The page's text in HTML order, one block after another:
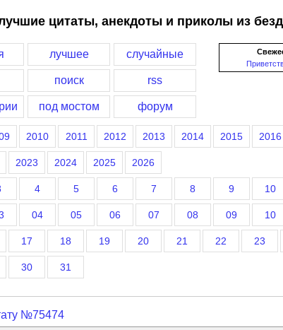
цитаты, анекдоты и приколы из
лучшее случайные
поиск rss
под мостом форум
2010 2011 2012 2013 2014 2015 2016
2023 2024 2025 2026
4 5 6 7 8 9 10
04 05 06 07 08 09 10
17 18 19 20 21 22 23
30 31
№75474